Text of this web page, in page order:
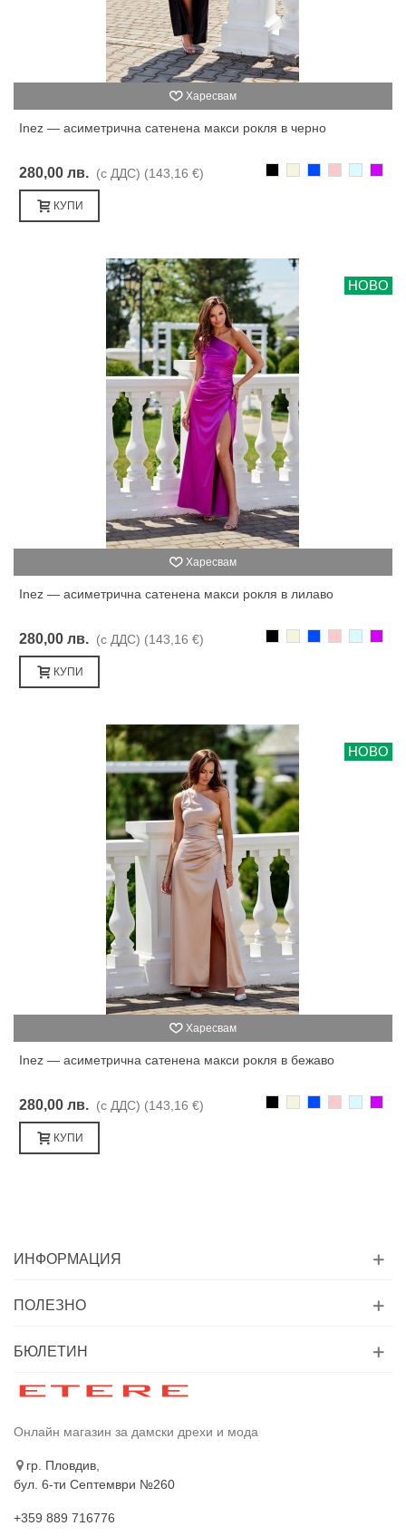
Харесвам
Inez — асиметрична сатенена макси рокля в черно
280,00 лв. (с ДДС) (143,16 €)
КУПИ
НОВО
Харесвам
Inez — асиметрична сатенена макси рокля в лилаво
280,00 лв. (с ДДС) (143,16 €)
КУПИ
НОВО
Харесвам
Inez — асиметрична сатенена макси рокля в бежаво
280,00 лв. (с ДДС) (143,16 €)
КУПИ
ИНФОРМАЦИЯ
ПОЛЕЗНО
БЮЛЕТИН
Онлайн магазин за дамски дрехи и мода
гр. Пловдив,
бул. 6-ти Септември №260
+359 889 716776